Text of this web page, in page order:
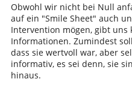
Obwohl wir nicht bei Null
auf ein "Smile Sheet" auch
Intervention mögen, gibt uns
Informationen. Zumindest
dass sie wertvoll war, aber
informativ, es sei denn, sie
hinaus.